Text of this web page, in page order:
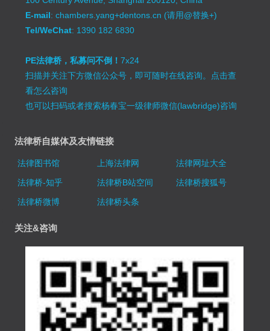
E-mail: chambers.yang+dentons.cn (请用@替换+)
Tel/WeChat: 1390 182 6830
PE法律桥，私募问不倒！7x24
扫描并关注下方微信公众号，即可随时在线咨询。 点击查
看怎么咨询
也可以扫码或者搜索杨春宝一级律师微信(lawbridge)咨询
法律桥自媒体及友情链接
法律图书馆 上海法律网
法律网址大全
法律桥-知乎
法律桥B站空间
法律桥搜狐号
法律桥微博
法律桥头条
关注&咨询